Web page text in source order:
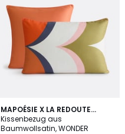
MAPOÉSIE X LA REDOUTE
INTÉRIEURS
Kissenbezug aus
Baumwollsatin, WONDER